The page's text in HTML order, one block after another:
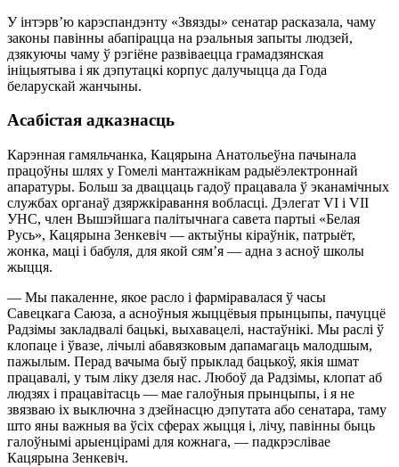
У інтэрв’ю карэспандэнту «Звязды» сенатар расказала, чаму
законы павінны абапірацца на рэальныя запыты людзей,
дзякуючы чаму ў рэгіёне развіваецца грамадзянская
ініцыятыва і як дэпутацкі корпус далучыцца да Года
беларускай жанчыны.
Асабістая адказнасць
Карэнная гамяльчанка, Кацярына Анатольеўна пачынала
працоўны шлях у Гомелі мантажнікам радыёэлектроннай
апаратуры. Больш за дваццаць гадоў працавала ў эканамічных
службах органаў дзяржкіравання вобласці. Дэлегат VІ і VІІ
УНС, член Вышэйшага палітычнага савета партыі «Белая
Русь», Кацярына Зенкевіч — актыўны кіраўнік, патрыёт,
жонка, маці і бабуля, для якой сям’я — адна з асноў школы
жыцця.
— Мы пакаленне, якое расло і фарміравалася ў часы
Савецкага Саюза, а асноўныя жыццёвыя прынцыпы, пачуццё
Радзімы закладвалі бацькі, выхавацелі, настаўнікі. Мы раслі ў
клопаце і ўвазе, лічылі абавязковым дапамагаць малодшым,
пажылым. Перад вачыма быў прыклад бацькоў, якія шмат
працавалі, у тым ліку дзеля нас. Любоў да Радзімы, клопат аб
людзях і працавітасць — мае галоўныя прынцыпы, і я не
звязваю іх выключна з дзейнасцю дэпутата або сенатара, таму
што яны важныя ва ўсіх сферах жыцця і, лічу, павінны быць
галоўнымі арыенцірамі для кожнага, — падкрэслівае
Кацярына Зенкевіч.